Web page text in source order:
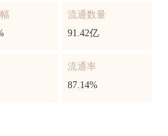
流通数量
91.42亿
流通率
87.14%